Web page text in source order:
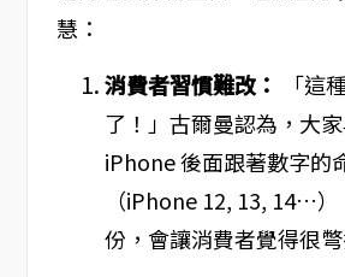
慧：
消費者習慣難改：
「這
了！」古爾曼認為，大
iPhone 後面跟著數字的
（iPhone 12, 13, 14…
份，會讓消費者覺得很